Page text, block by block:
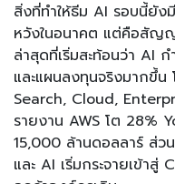
สิ่งที่ทำให้ธีม AI รอบนี้ยัง
หวังในอนาคต แต่คือสัญ
ล่าสุดที่เริ่มสะท้อนว่า AI
และแผนลงทุนจริงมากขึ้
Search, Cloud,
รายงาน AWS โต 28%
15,000 ล้านดอลลาร์ ส่ว
และ AI เริ่มกระจายเข้า